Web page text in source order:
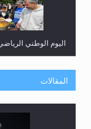
اليوم الوطني
المقالات